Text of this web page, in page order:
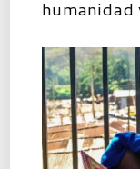
humanidad